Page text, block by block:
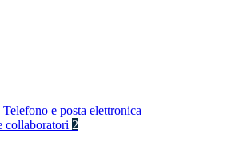
Telefono e posta elettronica
collaboratori 2